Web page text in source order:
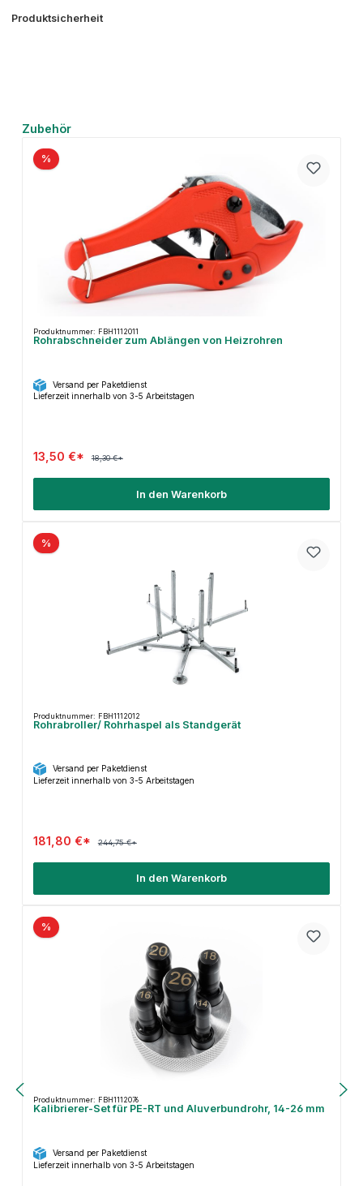
Produktsicherheit
Produktgalerie überspringen
Zubehör
%
Produktnummer: FBH1112011
Rohrabschneider zum Ablängen von Heizrohren
Versand per Paketdienst
Lieferzeit innerhalb von 3-5 Arbeitstagen
13,50 €* 18,30 €*
In den Warenkorb
%
Produktnummer: FBH1112012
Rohrabroller/ Rohrhaspel als Standgerät
Versand per Paketdienst
Lieferzeit innerhalb von 3-5 Arbeitstagen
181,80 €* 244,75 €*
In den Warenkorb
%
Produktnummer: FBH1112076
Kalibrierer-Set für PE-RT und Aluverbundrohr, 14-26 mm
Versand per Paketdienst
Lieferzeit innerhalb von 3-5 Arbeitstagen